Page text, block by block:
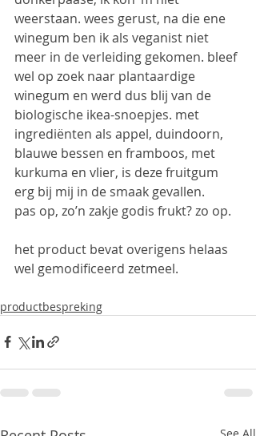
weerstaan. wees gerust, na die ene
winegum ben ik als veganist niet
meer in de verleiding gekomen. bleef
wel op zoek naar plantaardige
winegum en werd dus blij van de
biologische ikea-snoepjes. met
ingrediënten als appel, duindoorn,
blauwe bessen en framboos, met
kurkuma en vlier, is deze fruitgum
erg bij mij in de smaak gevallen.
pas op, zo’n zakje godis frukt? zo op.
het product bevat overigens helaas
wel gemodificeerd zetmeel.
productbespreking
See All